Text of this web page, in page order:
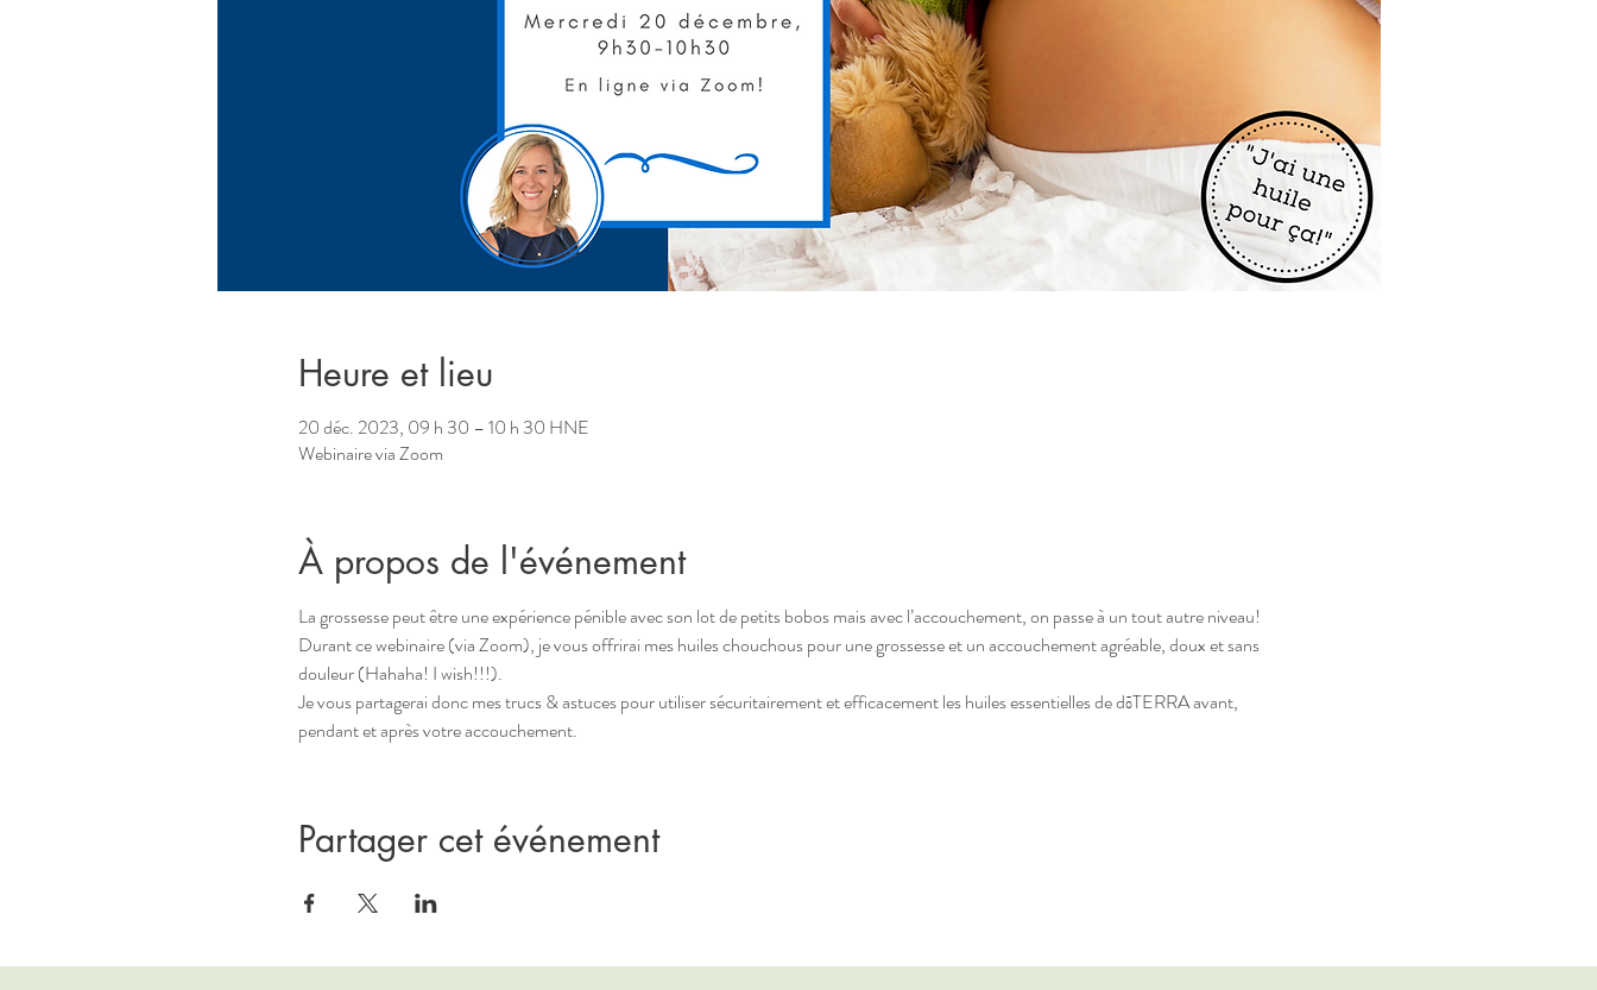
Heure et lieu
20 déc. 2023, 09 h 30 – 10 h 30 HNE
Webinaire via Zoom
À propos de l'événement
La grossesse peut être une expérience pénible avec son lot de petits bobos mais avec l’accouchement, on passe à un tout autre niveau!
Durant ce webinaire (via Zoom), je vous offrirai mes huiles chouchous pour une grossesse et un accouchement agréable, doux et sans
douleur (Hahaha! I wish!!!).
Je vous partagerai donc mes trucs & astuces pour utiliser sécuritairement et efficacement les huiles essentielles de dōTERRA avant,
pendant et après votre accouchement.
Partager cet événement